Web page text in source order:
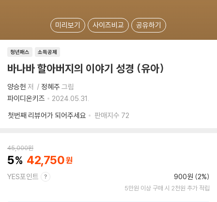
미리보기 사이즈비교 공유하기
소득공제
청년패스
바나바 할아버지의 이야기 성경 (유아)
양승헌 저 정혜주 그림
파이디온키즈
2024.05.31.
첫번째 리뷰어가 되어주세요
판매지수 72
45,000원
5 42,750
YES포인트 900원 (2%)
5만원 이상 구매 시 2천원 추가 적립